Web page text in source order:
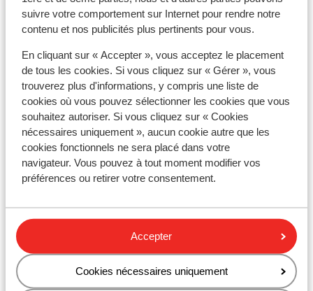
suivre votre comportement sur Internet pour rendre notre
contenu et nos publicités plus pertinents pour vous.
En cliquant sur « Accepter », vous acceptez le placement
de tous les cookies. Si vous cliquez sur « Gérer », vous
trouverez plus d'informations, y compris une liste de
cookies où vous pouvez sélectionner les cookies que vous
souhaitez autoriser. Si vous cliquez sur « Cookies
nécessaires uniquement », aucun cookie autre que les
cookies fonctionnels ne sera placé dans votre
navigateur. Vous pouvez à tout moment modifier vos
préférences ou retirer votre consentement.
Accepter
Cookies nécessaires uniquement
Forfait, cours et matériel de ski
Forfait remontées mécaniques
Cours de ski
Matériel de ski
Hôtel Les Lans
Hotel Champs Fleuris